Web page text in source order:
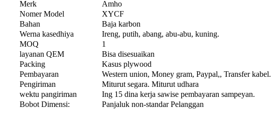
Merk
Amho
Nomer Model
XYCF
Bahan
Baja karbon
Werna kasedhiya
Ireng, putih, abang, abu-abu, kuning.
MOQ
1
layanan QEM
Bisa disesuaikan
Packing
Kasus plywood
Pembayaran
Western union, Money gram, Paypal,, Transfer kabel.
Pengiriman
Miturut segara. Miturut udhara
wektu pangiriman
Ing 15 dina kerja sawise pembayaran sampeyan.
Bobot Dimensi:
Panjaluk non-standar Pelanggan